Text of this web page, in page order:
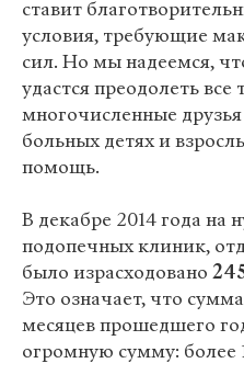
ставит
условия, требующие
сил. Но мы надеемся,
удастся преодолеть
многочисленные
больных детях и
помощь.
В декабре 2014 года
подопечных клиник,
было израсходовано
Это означает, что
месяцев прошедшего
огромную сумму: более